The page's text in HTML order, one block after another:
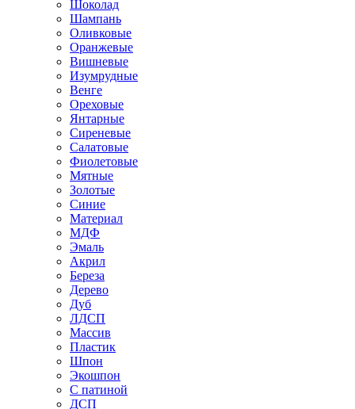
Шоколад
Шампань
Оливковые
Оранжевые
Вишневые
Изумрудные
Венге
Ореховые
Янтарные
Сиреневые
Салатовые
Фиолетовые
Мятные
Золотые
Синие
Материал
МДФ
Эмаль
Акрил
Береза
Дерево
Дуб
ЛДСП
Массив
Пластик
Шпон
Экошпон
С патиной
ДСП